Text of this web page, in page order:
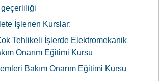
geçerliliği
İşlenen Kurslar:
Tehlikeli İşlerde Elektromekanik
Onarım Eğitimi Kursu
Bakım Onarım Eğitimi Kursu